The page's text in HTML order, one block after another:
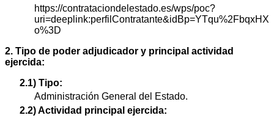
https://contrataciondelestado.es/wps/poc?
uri=deeplink:perfilContratante&idBp=YTqu%2FbqxHX
o%3D
2. Tipo de poder adjudicador y principal actividad
ejercida:
2.1) Tipo:
Administración General del Estado.
2.2) Actividad principal ejercida: